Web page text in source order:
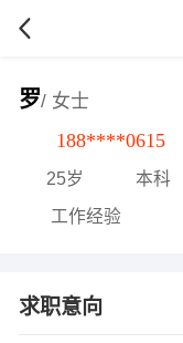
罗/ 女士
188****0615
25岁 本科
工作经验
求职意向